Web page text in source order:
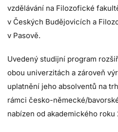
vzdělávání na Filozofické
v Českých Budějovicích a
v Pasově.
Uvedený studijní program
obou univerzitách a zároveň
uplatnění jeho absolventů na
rámci česko-německé/
nabízen od akademického roku